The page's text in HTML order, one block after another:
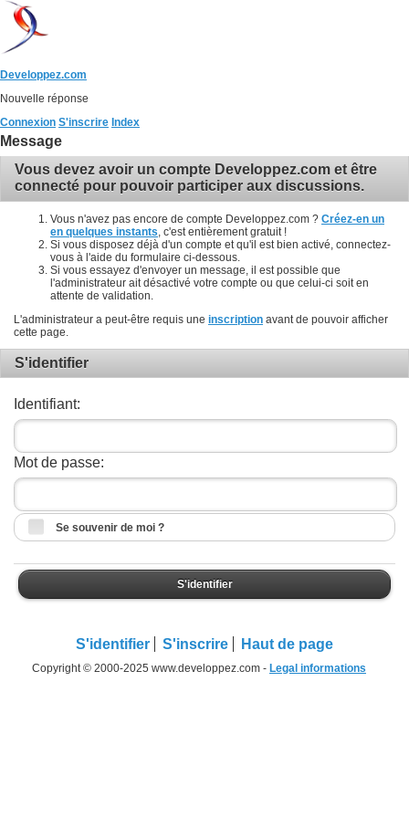
Developpez.com
Nouvelle réponse
Connexion S'inscrire Index
Message
Vous devez avoir un compte Developpez.com et être
connecté pour pouvoir participer aux discussions.
Vous n'avez pas encore de compte Developpez.com ? Créez-en un
en quelques instants , c'est entièrement gratuit !
Si vous disposez déjà d'un compte et qu'il est bien activé, connectez-
vous à l'aide du formulaire ci-dessous.
Si vous essayez d'envoyer un message, il est possible que
l'administrateur ait désactivé votre compte ou que celui-ci soit en
attente de validation.
L'administrateur a peut-être requis une inscription avant de pouvoir afficher
cette page.
S'identifier
Identifiant:
Mot de passe:
Se souvenir de moi ?
S'identifier
S'identifier S'inscrire Haut de page
Copyright © 2000-2025 www.developpez.com - Legal informations